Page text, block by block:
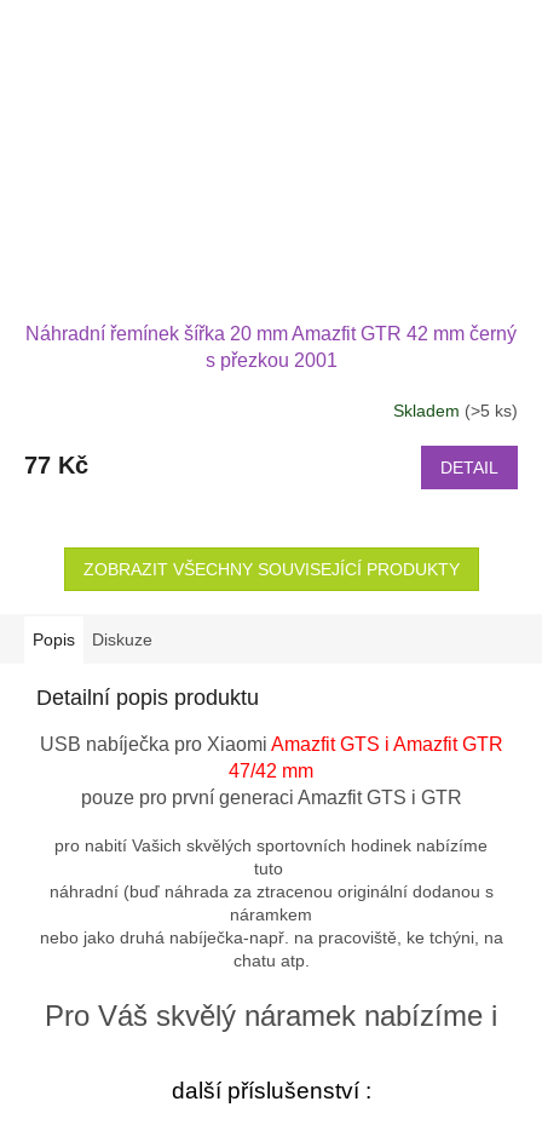
Náhradní řemínek šířka 20 mm Amazfit GTR 42 mm černý
s přezkou 2001
Skladem (>5 ks)
77 Kč DETAIL
ZOBRAZIT VŠECHNY SOUVISEJÍCÍ PRODUKTY
Popis Diskuze
Detailní popis produktu
USB nabíječka pro Xiaomi Amazfit GTS i Amazfit GTR
47/42 mm
pouze pro první generaci Amazfit GTS i GTR
pro nabití Vašich skvělých sportovních hodinek nabízíme
tuto
náhradní (buď náhrada za ztracenou originální dodanou s
náramkem
nebo jako druhá nabíječka-např. na pracoviště, ke tchýni, na
chatu atp.
Pro Váš skvělý náramek nabízíme i
další příslušenství :